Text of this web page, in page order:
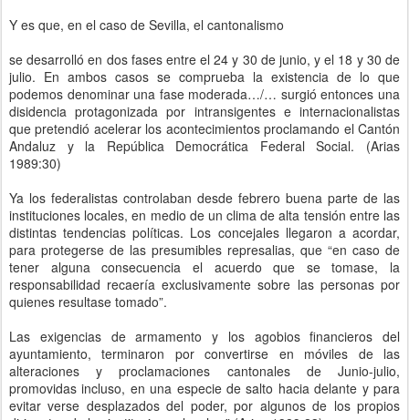
Y es que, en el caso de Sevilla, el cantonalismo
se desarrolló en dos fases entre el 24 y 30 de junio, y el 18 y 30 de
julio. En ambos casos se comprueba la existencia de lo que
podemos denominar una fase moderada…/… surgió entonces una
disidencia protagonizada por intransigentes e internacionalistas
que pretendió acelerar los acontecimientos proclamando el Cantón
Andaluz y la República Democrática Federal Social. (Arias
1989:30)
Ya los federalistas controlaban desde febrero buena parte de las
instituciones locales, en medio de un clima de alta tensión entre las
distintas tendencias políticas. Los concejales llegaron a acordar,
para protegerse de las presumibles represalias, que “en caso de
tener alguna consecuencia el acuerdo que se tomase, la
responsabilidad recaería exclusivamente sobre las personas por
quienes resultase tomado”.
Las exigencias de armamento y los agobios financieros del
ayuntamiento, terminaron por convertirse en móviles de las
alteraciones y proclamaciones cantonales de Junio-julio,
promovidas incluso, en una especie de salto hacia delante y para
evitar verse desplazados del poder, por algunos de los propios